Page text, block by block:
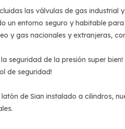
las válvulas de gas industrial
un entorno seguro y habitable para
y gas nacionales y extranjeras,
seguridad de la presión super bien!
de seguridad!
de Sian instalado a cilindros,